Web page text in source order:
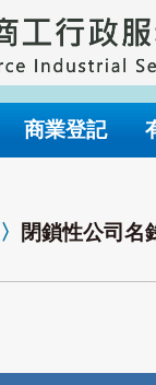
商業登記
〉 閉鎖性公司名